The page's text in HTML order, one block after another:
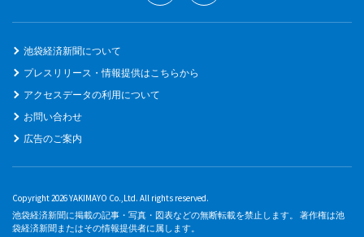
池袋経済新聞について
プレスリリース・情報提供はこちらから
アクセスデータの利用について
お問い合わせ
広告のご案内
Copyright 2026 YAKIMAYO Co.,Ltd. All rights reserved.
池袋経済新聞に掲載の記事・写真・図表などの無断転載を禁止します。 著作権は池
袋経済新聞またはその情報提供者に属します。